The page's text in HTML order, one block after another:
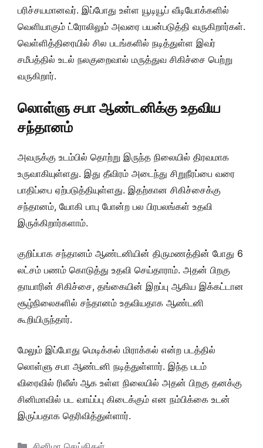
பரிச்சயமானவர். இப்போது உள்ள யூடியூப் வீடியோக்களில்
வெளியாகும் ட்ரோலிலும் அவரை பயன்படுத்தி வருகிறார்கள்.
வெள்ளித்திரையில் சில படங்களில் நடித்துள்ள இவர்
சமீபத்தில் உடல் நலகுறைவால் மருத்துவ சிகிச்சை பெற்று
வருகிறார்.
லொள்ளு சபா ஆண்டனிக்கு உதவிய
சந்தானம்
அவருக்கு உடம்பில் தொற்று இருந்த நிலையில் திரவமாக
உருவாகியுள்ளது. இது தீவிரம் அடைந்து சிறுநீரப்பை வரை
பாதிப்பை ஏற்படுத்தியுள்ளது. இதற்கான சிகிச்சைக்கு
சந்தானம், யோகி பாபு போன்ற பல பிரபலங்கள் உதவி
இருக்கிறார்களாம்.
குறிப்பாக சந்தானம் ஆண்டனியின் திருமணத்தின் போது 6
லட்சம் பணம் கொடுத்து உதவி செய்தாராம். அதன் பிறகு
தாயாரின் சிகிச்சை, தங்கையின் இறப்பு ஆகிய இக்கட்டான
சூழ்நிலைகளில் சந்தானம் உதவியதாக ஆண்டனி
கூறியிருந்தார்.
மேலும் இப்போது மெடிக்கல் மிராக்கல் என்ற படத்தில்
லொள்ளு சபா ஆண்டனி நடித்துள்ளார். இந்த படம்
விரைவில் ரிலீஸ் ஆக உள்ள நிலையில் அதன் பிறகு தனக்கு
சினிமாவில் பட வாய்ப்பு கிடைக்கும் என நம்பிக்கை உடன்
இருப்பதாக தெரிவித்துள்ளார்.
Categories